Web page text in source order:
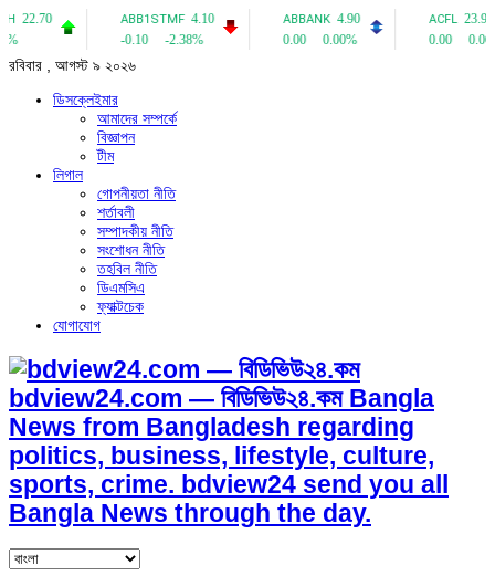
রবিবার , আগস্ট ৯ ২০২৬
ডিসক্লেইমার
আমাদের সম্পর্কে
বিজ্ঞাপন
টীম
লিগাল
গোপনীয়তা নীতি
শর্তাবলী
সম্পাদকীয় নীতি
সংশোধন নীতি
তহবিল নীতি
ডিএমসিএ
ফ্যাক্টচেক
যোগাযোগ
bdview24.com — বিডিভিউ২৪.কম Bangla
News from Bangladesh regarding
politics, business, lifestyle, culture,
sports, crime. bdview24 send you all
Bangla News through the day.